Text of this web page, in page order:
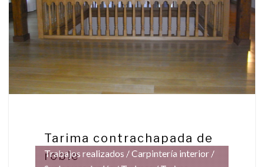
Tarima contrachapada de
roble
Trabajos realizados/Carpintería interior/